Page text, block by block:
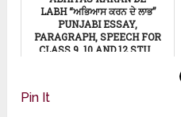
LABH “ਅਭਿਆਸ ਕਰਨ ਦੇ ਲਾਭ”
PUNJABI ESSAY,
PARAGRAPH, SPEECH FOR
CLASS 9, 10 AND 12 STU...
Pin It